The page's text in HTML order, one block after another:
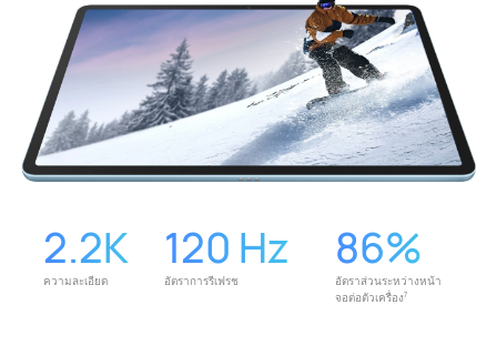
2.2K
2K
ความละเอียด
120 Hz
120
อัตราการรีเฟรช
86%
86%
อัตราส่วนระหว่างหน้า
จอต่อตัวเครื่อง7